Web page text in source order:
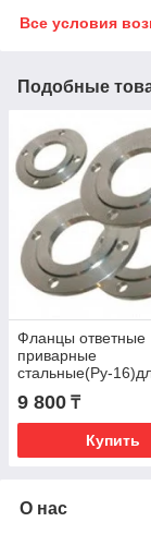
Все условия
Подобные
Фланцы ответные
приварные
стальные(Ру-
бабочек Ду200
9 800 ₸
Купить
О нас